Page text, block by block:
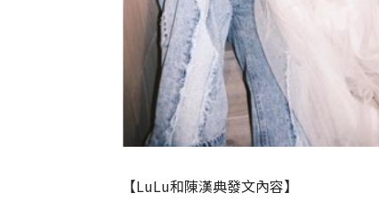
【LuLu和陳漢典發文內容】